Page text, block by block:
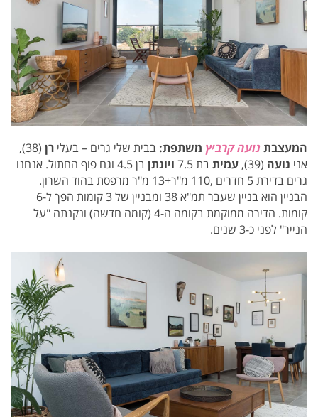
המעצבתנועה קרביץ משתפת: בבית שלי גרים – בעלי רן
(38),
אני נועה (39), עמיתבת 7.5 ויונתןבן 4.5 וגם פוף החתול.
אנחנו
גרים בדירת 5 חדרים ,110 מ"ר+13 מ"ר מרפסת בהוד השרון.
הבניין הוא בניין שעבר תמ"א 38 ומבניין של 3 קומות הפך ל-6
קומות. הדירה ממוקמת בקומה ה-4 (קומה חדשה) ונקנתה "על
הנייר" לפני כ-3 שנים.